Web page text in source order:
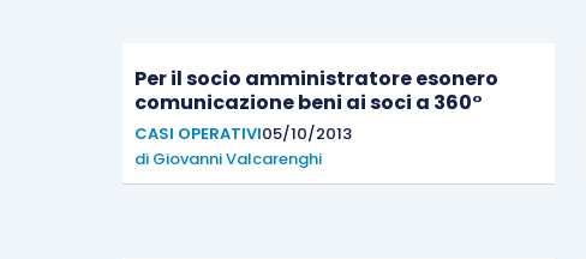
Per il socio amministratore esonero
comunicazione beni ai soci a 360°
CASI OPERATIVI05/10/2013
di Giovanni Valcarenghi